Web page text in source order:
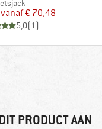
Prijs
Verlaagde prijs
vanaf€ 70,48
5,0(1)
PRODUCT AAN